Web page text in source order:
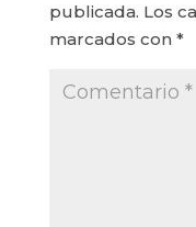
publicada. Los
marcados con *